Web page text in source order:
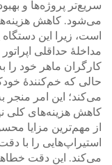
سریع‌تر پروژه‌ها و
می‌شود. کاهش
است، زیرا این دستگاه
مداخلهٔ حداقلی
کارگران ماهر خود را
حالی که خم‌کنندهٔ
می‌کند؛ این امر منجر
کاهش هزینه‌های کلی
از مهم‌ترین مزایا
استیراپ‌هایی را با
می‌کند. این دقت